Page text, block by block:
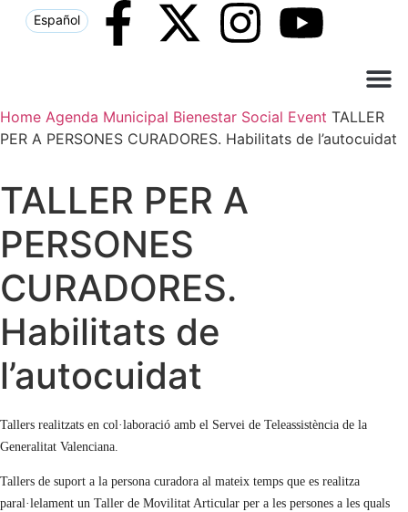
Español
Home Agenda Municipal Bienestar Social Event TALLER
PER A PERSONES CURADORES. Habilitats de l’autocuidat
TALLER PER A
PERSONES
CURADORES.
Habilitats de
l’autocuidat
Tallers realitzats en col·laboració amb el Servei de Teleassistència de la
Generalitat Valenciana.
Tallers de suport a la persona curadora al mateix temps que es realitza
paral·lelament un Taller de Movilitat Articular per a les persones a les quals